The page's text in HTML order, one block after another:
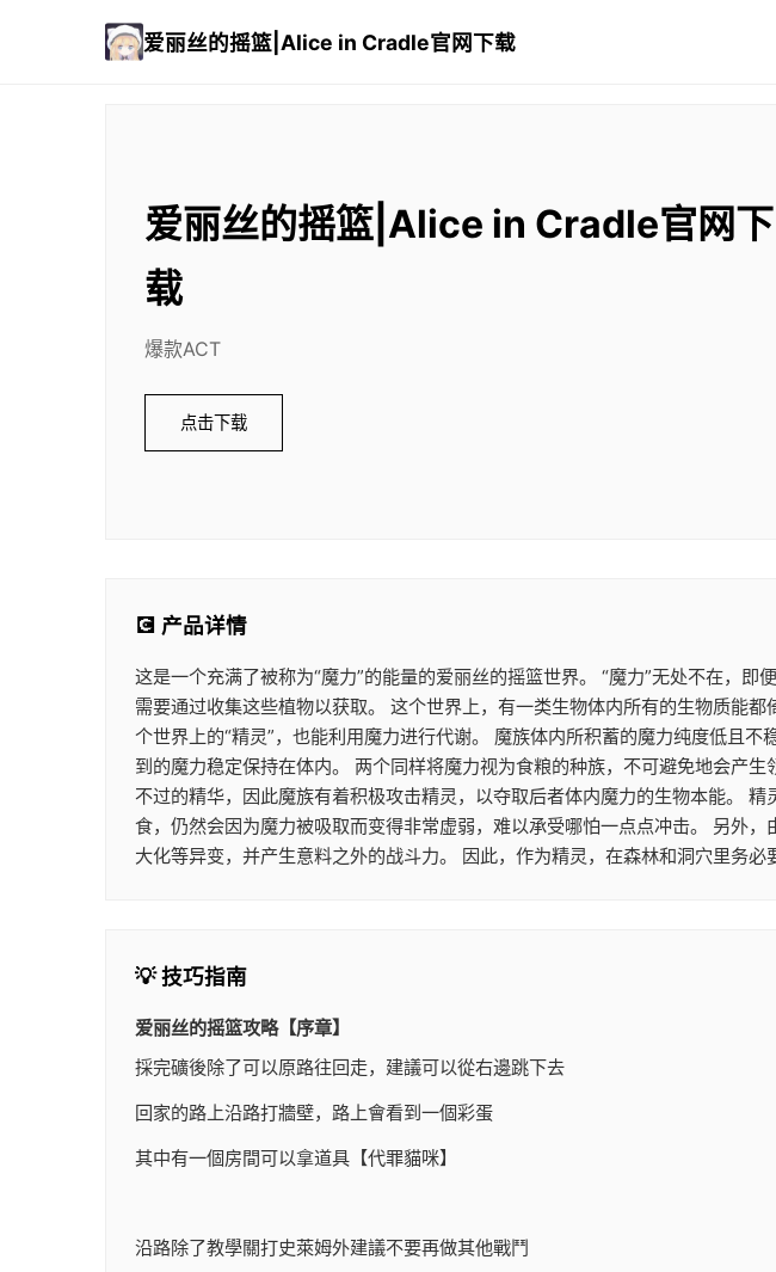
爱丽丝的摇篮|Alice in Cradle官网下载
爱丽丝的摇篮|Alice in Cradle官网下
载
爆款ACT
点击下载
💽 产品详情
这是一个充满了被称为“魔力”的能量的爱丽丝的摇篮世界。 “魔力”无处不在，
需要通过收集这些植物以获取。 这个世界上，有一类生物体内所有的生物质能
个世界上的“精灵”，也能利用魔力进行代谢。 魔族体内所积蓄的魔力纯度低且
到的魔力稳定保持在体内。 两个同样将魔力视为食粮的种族，不可避免地会产
不过的精华，因此魔族有着积极攻击精灵，以夺取后者体内魔力的生物本能。
食，仍然会因为魔力被吸取而变得非常虚弱，难以承受哪怕一点点冲击。 另外
大化等异变，并产生意料之外的战斗力。 因此，作为精灵，在森林和洞穴里务必
💡 技巧指南
爱丽丝的摇篮攻略【序章】
採完礦後除了可以原路往回走，建議可以從右邊跳下去
回家的路上沿路打牆壁，路上會看到一個彩蛋
其中有一個房間可以拿道具【代罪貓咪】
沿路除了教學關打史萊姆外建議不要再做其他戰鬥